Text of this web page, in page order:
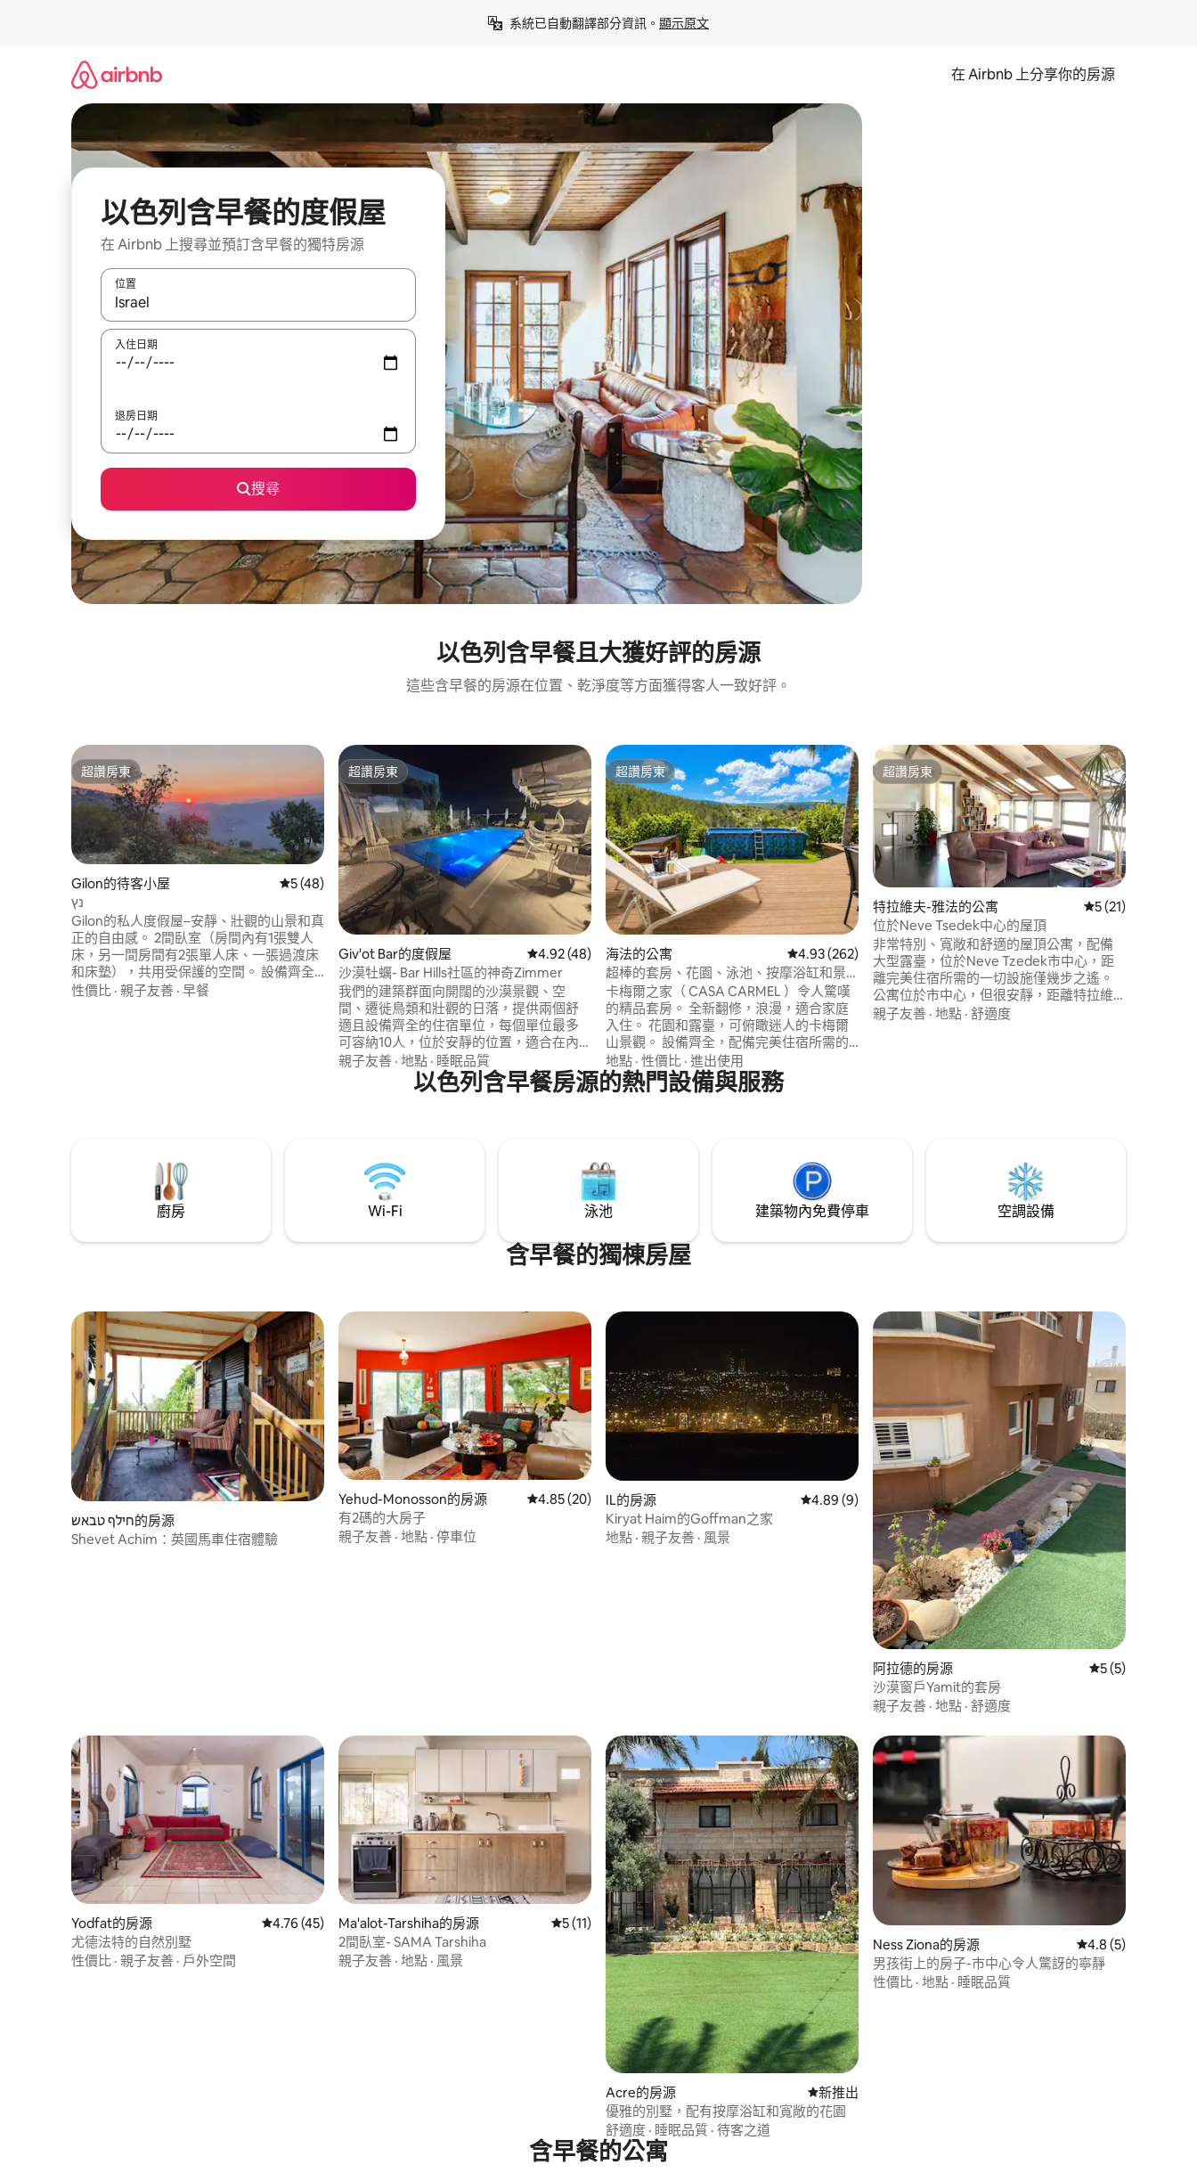
系統已自動翻譯部分資訊。 顯示原文
在 Airbnb 上分享你的房源
以色列含早餐的度假屋
在 Airbnb 上搜尋並預訂含早餐的獨特房源
位置
如有搜尋結果，瀏覽內容時請使用上下箭頭，或輕點、滑動裝置。
入住日期
退房日期
搜尋
以色列含早餐且大獲好評的房源
這些含早餐的房源在位置、乾淨度等方面獲得客人一致好評。
超讚房東
超讚房東
Gilon的待客小屋 從 48 則評價中獲得 5 的平均評分（滿分 5 分）
5 (48)
נץ
Gilon的私人度假屋–安靜、壯觀的山景和真
正的自由感。 2間臥室（房間內有1張雙人
床，另一間房間有2張單人床、一張過渡床
和床墊），共用受保護的空間。 設備齊全
的廚房， 私人花園，室內泳池4 × 2 ，溫度
性價比 · 親子友善 · 早餐
超讚房東
超讚房東
Giv'ot Bar的度假屋 從 48 則評價中獲得 4.92 的平均評分（滿分 5 分）
4.92 (48)
沙漠牡蠣- Bar Hills社區的神奇Zimmer
我們的建築群面向開闊的沙漠景觀、空
間、遷徙鳥類和壯觀的日落，提供兩個舒
適且設備齊全的住宿單位，每個單位最多
可容納10人，位於安靜的位置，適合在內
蓋夫北部度假或適合需要該地區住宿解決
方案的企業主。 「沙漠蛤蜊」（Desert
Clam）住宿區位於希爾斯酒吧社區，距離
浴和安裝遮陽傘。 大型和舒適的按摩浴
池、乒乓球、餐桌、休息區、日光浴床、
咖啡機和設備齊全的廚房。
親子友善 · 地點 · 睡眠品質
超讚房東
超讚房東
海法的公寓 從 262 則評價中獲得 4.93 的平均評分（滿分 5 分）
4.93 (262)
超棒的套房、花園、泳池、按摩浴缸和景
觀
卡梅爾之家（ CASA CARMEL ）令人驚嘆
的精品套房。 全新翻修，浪漫，適合家庭
入住。 花園和露臺，可俯瞰迷人的卡梅爾
山景觀。 設備齊全，配備完美住宿所需的
一切。 位於高級安靜的街區，附近有許多
景點，包括徒步道、纜車、景點、動物
園、購物中心、咖啡廳和餐廳等。 步行即
地點 · 性價比 · 進出使用
超讚房東
超讚房東
特拉維夫-雅法的公寓 從 21 則評價中獲
5 (21)
位於Neve Tsedek中心的屋頂
非常特別、寬敞和舒適的屋頂公寓，配備
大型露臺，位於Neve Tzedek市中心，距
離完美住宿所需的一切設施僅幾步之遙。
公寓位於市中心，但很安靜，距離特拉維
夫最好的海灘、卡梅爾市場、羅斯柴爾德
親子友善 · 地點 · 舒適度
以色列含早餐房源的熱門設備與服務
廚房 Wi-Fi 泳池 建築物內免費停車 空調設備
含早餐的獨棟房屋
חילף טבאש的房源
Shevet Achim：英國馬車住宿體驗
Yehud-Monosson的房源 從 20 則評價中獲得 4.85 的平均評分（滿分 5 分）
4.85 (20)
有2碼的大房子
親子友善 · 地點 · 停車位
IL的房源 從 9 則評價中獲得 4.89 的平均評分（滿分 5 分）
4.89 (9)
Kiryat Haim的Goffman之家
地點 · 親子友善 · 風景
阿拉德的房源 從 5 則評價中獲
5 (5)
沙漠窗戶Yamit的套房
親子友善 · 地點 · 舒適度
Yodfat的房源 從 45 則評價中獲得 4.76 的平均評分（滿分 5 分）
4.76 (45)
尤德法特的自然別墅
性價比 · 親子友善 · 戶外空間
Ma'alot-Tarshiha的房源 從 11 則評價中獲得 5 的平均評分（滿分 5 分）
5 (11)
2間臥室- SAMA Tarshiha
親子友善 · 地點 · 風景
Acre的房源 新住處
新推出
優雅的別墅，配有按摩浴缸和寬敞的花園
舒適度 · 睡眠品質 · 待客之道
Ness Ziona的房源 從 5 則評價中獲得
4.8 (5)
男孩街上的房子-市中心令人驚訝的寧靜
性價比 · 地點 · 睡眠品質
含早餐的公寓